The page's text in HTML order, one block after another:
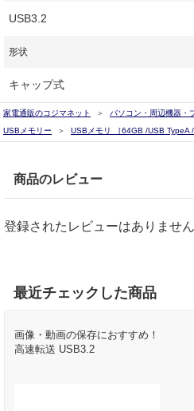
USB3.2
形状
キャップ式
家電通販のコジマネット パソコン・周辺機器・
USBメモリー
USBメモリ ［64GB /USB TypeA
商品のレビュー
登録されたレビューはありません
最近チェックした商品
画像・動画の保存におすすめ！
高速転送 USB3.2